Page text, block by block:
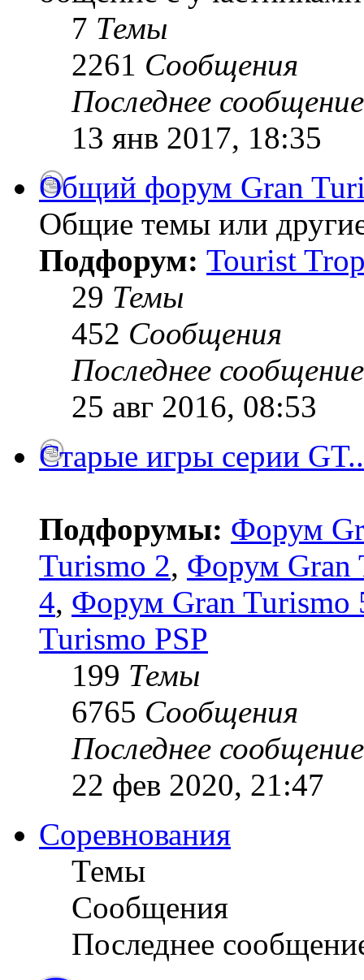
7 Темы
2261 Сообщения
Последнее сообщение
13 янв 2017, 18:35
Общий форум Gran
Общие темы или
Подфорум: Tourist
29 Темы
452 Сообщения
Последнее сообщение
25 авг 2016, 08:53
Старые игры серии
Подфорумы: Форум
Turismo 2, Форум Gran
4, Форум Gran Turismo
Turismo PSP
199 Темы
6765 Сообщения
Последнее сообщение
22 фев 2020, 21:47
Соревнования
Темы
Сообщения
Последнее